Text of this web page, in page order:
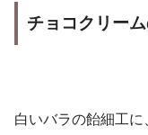
チョコクリー
白いバラの飴細工